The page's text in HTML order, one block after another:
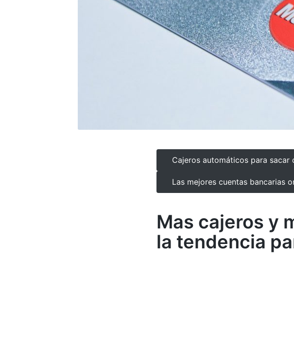
Cajeros automáticos para sacar
Las mejores cuentas bancarias
Mas cajeros y
la tendencia